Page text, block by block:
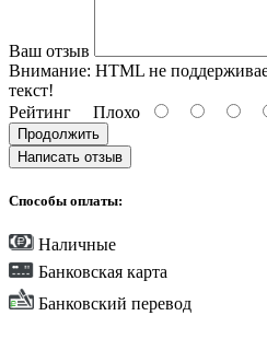
Ваш отзыв
Внимание: HTML не
текст!
Рейтинг Плохо
Продолжить
Написать отзыв
Способы оплаты:
Наличные
Банковская карта
Банковский перевод